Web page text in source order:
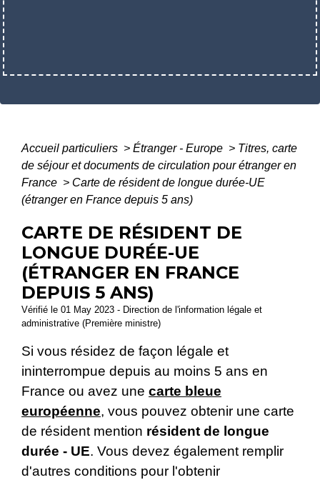
Accueil particuliers > Étranger - Europe > Titres, carte
de séjour et documents de circulation pour étranger en
France > Carte de résident de longue durée-UE
(étranger en France depuis 5 ans)
CARTE DE RÉSIDENT DE
LONGUE DURÉE-UE
(ÉTRANGER EN FRANCE
DEPUIS 5 ANS)
Vérifié le 01 May 2023 - Direction de l'information légale et
administrative (Première ministre)
Si vous résidez de façon légale et
ininterrompue depuis au moins 5 ans en
France ou avez une carte bleue
européenne, vous pouvez obtenir une carte
de résident mention résident de longue
durée - UE. Vous devez également remplir
d'autres conditions pour l'obtenir